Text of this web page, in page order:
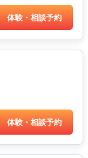
体験・相談予約
体験・相談予約